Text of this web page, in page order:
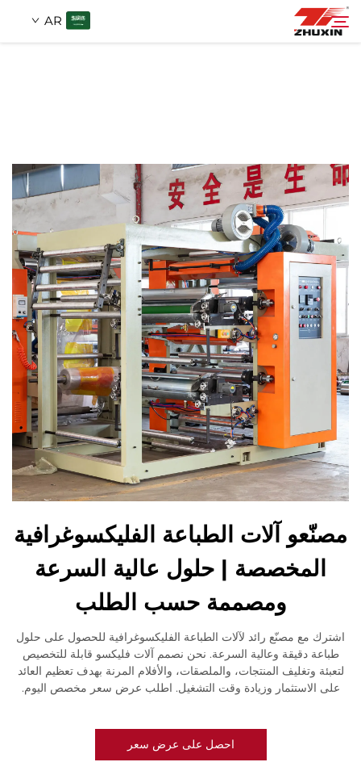
AR
شركة
أخبار
اتصل
الأسئلة الشائعة
مصنّعو آلات الطباعة الفليكسوغرافية
المخصصة | حلول عالية السرعة
ومصممة حسب الطلب
اشترك مع مصنّع رائد لآلات الطباعة الفليكسوغرافية للحصول على حلول
طباعة دقيقة وعالية السرعة. نحن نصمم آلات فليكسو قابلة للتخصيص
لتعبئة وتغليف المنتجات، والملصقات، والأفلام المرنة بهدف تعظيم العائد
على الاستثمار وزيادة وقت التشغيل. اطلب عرض سعر مخصص اليوم.
احصل على عرض سعر